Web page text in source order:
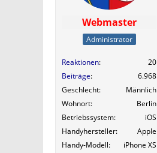
Webmaster
Administrator
Reaktionen
20
Beiträge
6.968
Geschlecht
Männlich
Wohnort
Berlin
Betriebssystem
iOS
Handyhersteller
Apple
Handy-Modell
iPhone XS